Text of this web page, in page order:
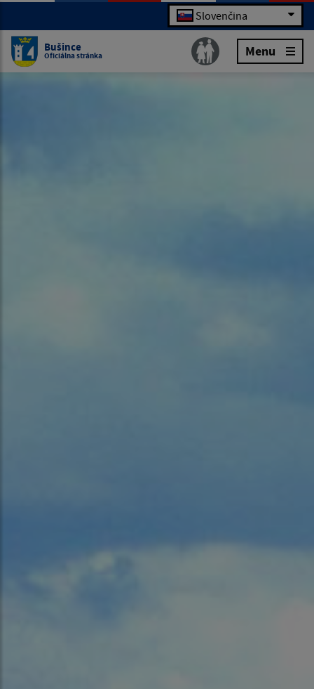
Slovenčina
Bušince
Oficiálna stránka Menu